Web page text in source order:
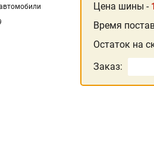
Цена шины -
Время
Остаток на
Заказ: